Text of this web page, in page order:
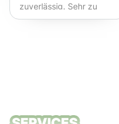
zuverlässig. Sehr zu
empfehlen!